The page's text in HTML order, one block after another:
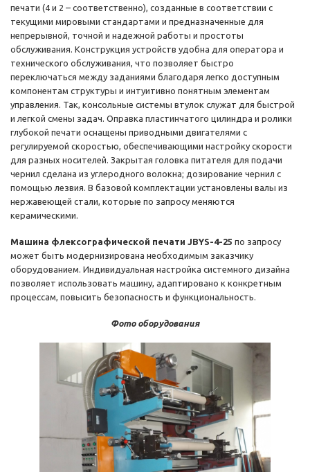
печати (4 и 2 – соответственно), созданные в соответствии с
текущими мировыми стандартами и предназначенные для
непрерывной, точной и надежной работы и простоты
обслуживания. Конструкция устройств удобна для оператора и
технического обслуживания, что позволяет быстро
переключаться между заданиями благодаря легко доступным
компонентам структуры и интуитивно понятным элементам
управления. Так, консольные системы втулок служат для быстрой
и легкой смены задач. Оправка пластинчатого цилиндра и ролики
глубокой печати оснащены приводными двигателями с
регулируемой скоростью, обеспечивающими настройку скорости
для разных носителей. Закрытая головка питателя для подачи
чернил сделана из углеродного волокна; дозирование чернил с
помощью лезвия. В базовой комплектации установлены валы из
нержавеющей стали, которые по запросу меняются
керамическими.
Машина флексографической печати JBYS-4-25 по запросу
может быть модернизирована необходимым заказчику
оборудованием. Индивидуальная настройка системного дизайна
позволяет использовать машину, адаптировано к конкретным
процессам, повысить безопасность и функциональность.
Фото оборудования